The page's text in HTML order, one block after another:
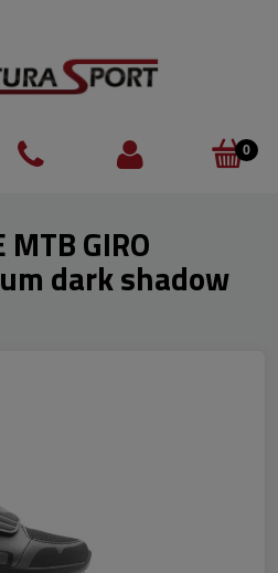
MTB GIRO
dark shadow